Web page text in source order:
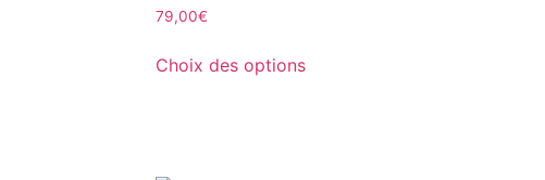
79,00€
Choix des options